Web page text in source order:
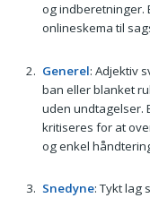
og indberetninger.
onlineskema til
Generel: Adjektiv
ban eller blanket
uden undtagelser.
kritiseres for at
og enkel
Snedyne: Tykt lag